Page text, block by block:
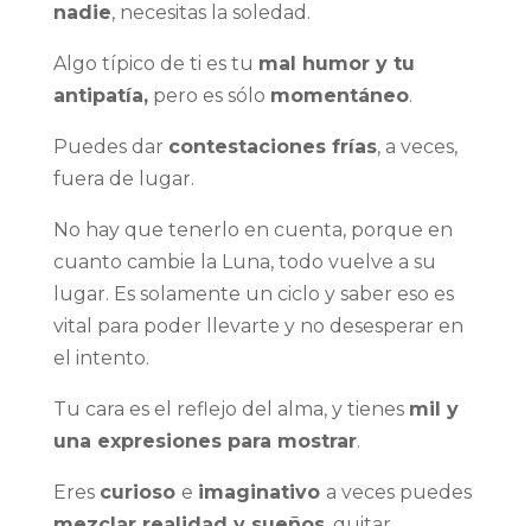
nadie, necesitas la soledad.
Algo típico de ti es tu mal humor y tu
antipatía,pero es sólo momentáneo.
Puedes dar contestaciones frías, a veces,
fuera de lugar.
No hay que tenerlo en cuenta, porque en
cuanto cambie la Luna, todo vuelve a su
lugar. Es solamente un ciclo y saber eso es
vital para poder llevarte y no desesperar en
el intento.
Tu cara es el reflejo del alma, y tienes mil y
una expresiones para mostrar.
Eres curioso e imaginativo a veces puedes